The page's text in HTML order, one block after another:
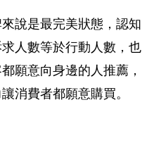
說是最完美狀態，認知
人數等於行動人數，也
願意向身邊的人推薦，
消費者都願意購買。